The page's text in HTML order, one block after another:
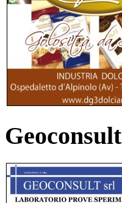
Geoconsult